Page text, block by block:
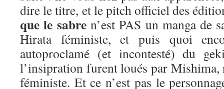
dire le titre, et le pitch officiel des
que le sabren’est PAS un manga de
Hirata féministe, et puis quoi
autoproclamé (et incontesté) du
l’insipration furent loués par Mishima,
féministe. Et ce n’est pas le